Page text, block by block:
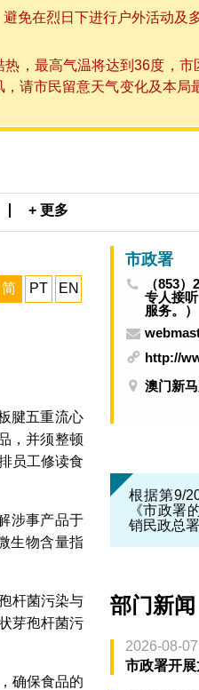
免在烈日下进行户外活动及
，最高气温将达到36度，
请市民留意天气变化及本
+ 更多
简 PT EN
腱五重流心
，并须整顿
员工修读食
涉事产品于
生物含量指
杆菌污染与
芽孢杆菌污
确保食品的
市政署
（853
专人接
服务。）
http://
澳门新
根据第9/
《市政署
销民政总署
部门新闻
2026-08-
市政署开